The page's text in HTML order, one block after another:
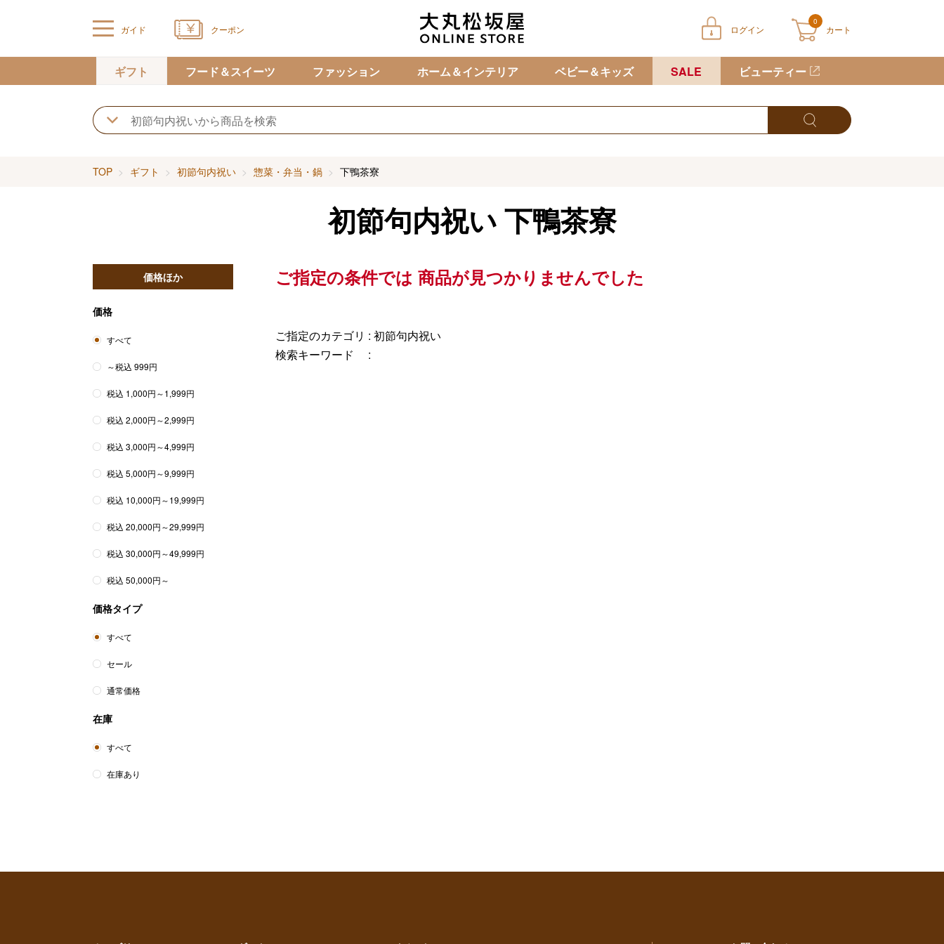
ガイド クーポン ログイン
0
カート
カートに商品が入っていません
ギフト フード＆スイーツ ファッション ホーム＆インテリア ベビー＆キッズ SALE ビューティー
TOP ギフト 初節句内祝い 惣菜・弁当・鍋 下鴨茶寮
初節句内祝い 下鴨茶寮
ご指定の条件では 商品が見つかりませんでした
ご指定のカテゴリ : 初節句内祝い
検索キーワード :
価格ほか
価格
すべて
～税込 999円
税込 1,000円～1,999円
税込 2,000円～2,999円
税込 3,000円～4,999円
税込 5,000円～9,999円
税込 10,000円～19,999円
税込 20,000円～29,999円
税込 30,000円～49,999円
税込 50,000円～
価格タイプ
すべて
セール
通常価格
在庫
すべて
在庫あり